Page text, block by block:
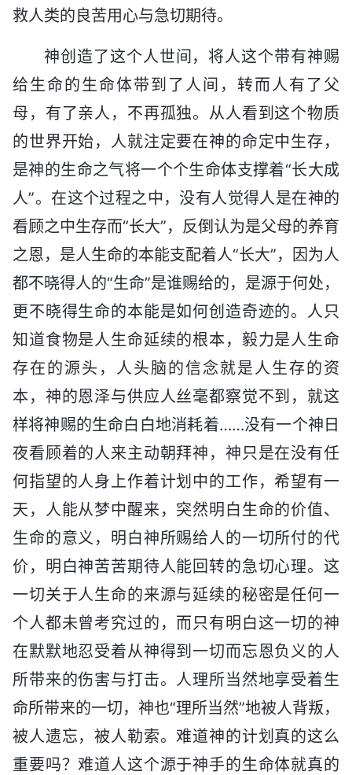
救人类的良苦用心与急切期待。
神创造了这个人世间，将人这个带有神赐
给生命的生命体带到了人间，转而人有了父
母，有了亲人，不再孤独。从人看到这个物质
的世界开始，人就注定要在神的命定中生存，
是神的生命之气将一个个生命体支撑着“长大成
人”。在这个过程之中，没有人觉得人是在神的
看顾之中生存而“长大”，反倒认为是父母的养育
之恩，是人生命的本能支配着人“长大”，因为人
都不晓得人的“生命”是谁赐给的，是源于何处，
更不晓得生命的本能是如何创造奇迹的。人只
知道食物是人生命延续的根本，毅力是人生命
存在的源头，人头脑的信念就是人生存的资
本，神的恩泽与供应人丝毫都察觉不到，就这
样将神赐的生命白白地消耗着……没有一个神日
夜看顾着的人来主动朝拜神，神只是在没有任
何指望的人身上作着计划中的工作，希望有一
天，人能从梦中醒来，突然明白生命的价值、
生命的意义，明白神所赐给人的一切所付的代
价，明白神苦苦期待人能回转的急切心理。这
一切关于人生命的来源与延续的秘密是任何一
个人都未曾考究过的，而只有明白这一切的神
在默默地忍受着从神得到一切而忘恩负义的人
所带来的伤害与打击。人理所当然地享受着生
命所带来的一切，神也“理所当然”地被人背叛，
被人遗忘，被人勒索。难道神的计划真的这么
重要吗？难道人这个源于神手的生命体就真的